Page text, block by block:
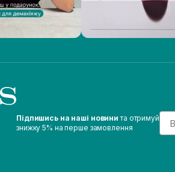
Підпишись на наші новини та отримуй
знижку 5% на перше замовлення